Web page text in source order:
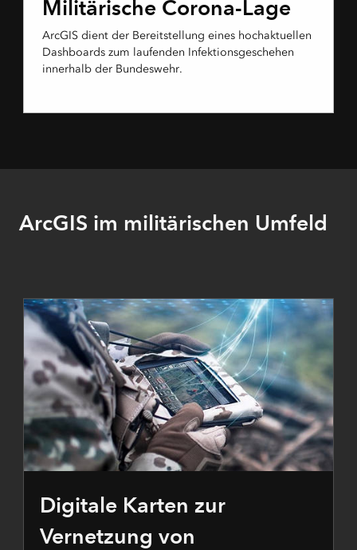
Militärische Corona-Lage
ArcGIS dient der Bereitstellung eines hochaktuellen
Dashboards zum laufenden Infektionsgeschehen
innerhalb der Bundeswehr.
ArcGIS im militärischen Umfeld
Digitale Karten zur
Vernetzung von